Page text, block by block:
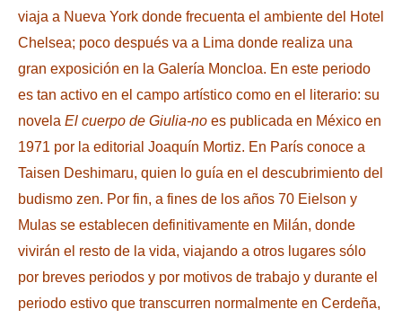
viaja a Nueva York donde frecuenta el ambiente del Hotel
Chelsea; poco después va a Lima donde realiza una
gran exposición en la Galería Moncloa. En este periodo
es tan activo en el campo artístico como en el literario: su
novela El cuerpo de Giulia-no es publicada en México en
1971 por la editorial Joaquín Mortiz. En París conoce a
Taisen Deshimaru, quien lo guía en el descubrimiento del
budismo zen. Por fin, a fines de los años 70 Eielson y
Mulas se establecen definitivamente en Milán, donde
vivirán el resto de la vida, viajando a otros lugares sólo
por breves periodos y por motivos de trabajo y durante el
periodo estivo que transcurren normalmente en Cerdeña,